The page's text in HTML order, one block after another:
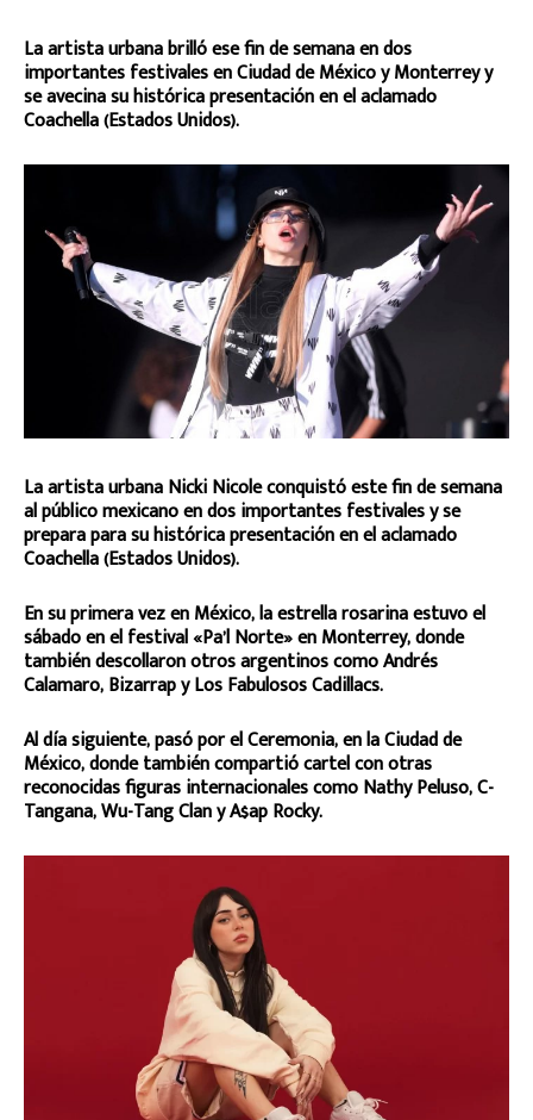
La artista urbana brilló ese fin de semana en dos
importantes festivales en Ciudad de México y Monterrey y
se avecina su histórica presentación en el aclamado
Coachella (Estados Unidos).
La artista urbana Nicki Nicole conquistó este fin de semana
al público mexicano en dos importantes festivales y se
prepara para su histórica presentación en el aclamado
Coachella (Estados Unidos).
En su primera vez en México, la estrella rosarina estuvo el
sábado en el festival «Pa’l Norte» en Monterrey, donde
también descollaron otros argentinos como Andrés
Calamaro, Bizarrap y Los Fabulosos Cadillacs.
Al día siguiente, pasó por el Ceremonia, en la Ciudad de
México, donde también compartió cartel con otras
reconocidas figuras internacionales como Nathy Peluso, C-
Tangana, Wu-Tang Clan y A$ap Rocky.